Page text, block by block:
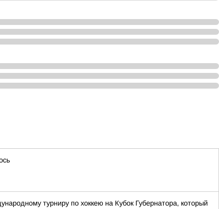
турниру по хоккею на Кубок Губернатора, который